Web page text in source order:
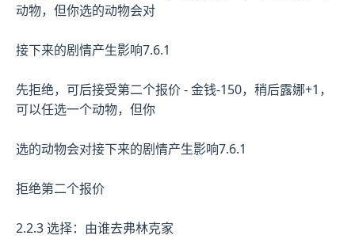
动物，但你选的动物会对
接下来的剧情产生影响7.6.1
先拒绝，可后接受第二个报价 - 金钱-150，稍后露娜+1，
可以任选一个动物，但你
选的动物会对接下来的剧情产生影响7.6.1
拒绝第二个报价
2.2.3 选择：由谁去弗林克家